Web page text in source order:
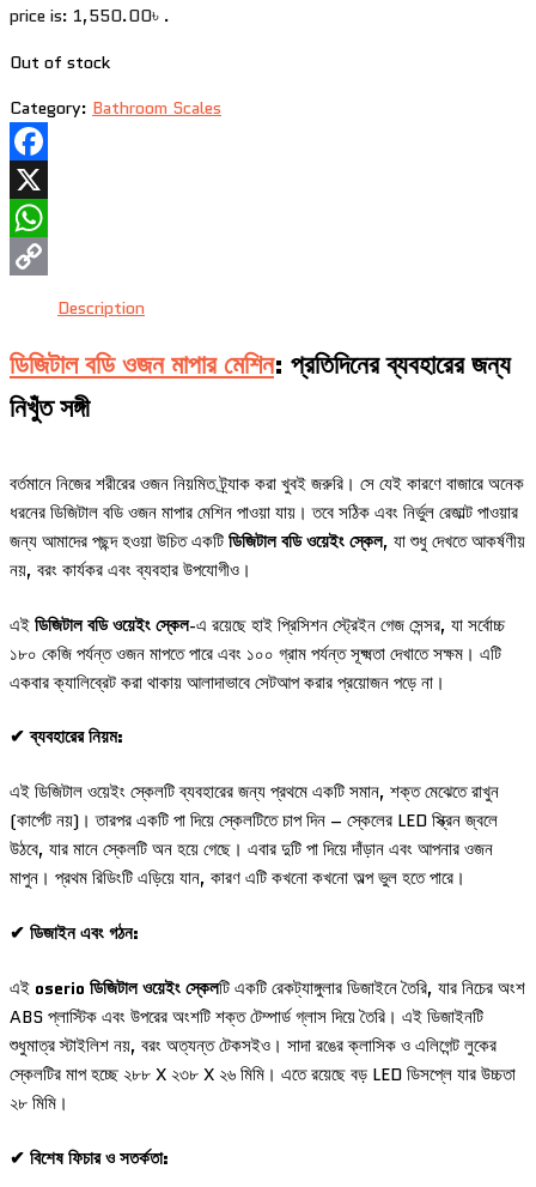
price is: 1,550.00৳ .
Out of stock
Category: Bathroom Scales
Facebook
X
WhatsApp
Description
ডিজিটাল বডি ওজন মাপার মেশিন: প্রতিদিনের ব্যবহারের জন্য
নিখুঁত সঙ্গী
বর্তমানে নিজের শরীরের ওজন নিয়মিত ট্র্যাক করা খুবই জরুরি। সে যেই কারণে বাজারে অনেক
ধরনের ডিজিটাল বডি ওজন মাপার মেশিন পাওয়া যায়। তবে সঠিক এবং নির্ভুল রেজাল্ট পাওয়ার
জন্য আমাদের পছন্দ হওয়া উচিত একটিডিজিটাল বডি ওয়েইং স্কেল, যা শুধু দেখতে আকর্ষণীয়
নয়, বরং কার্যকর এবং ব্যবহার উপযোগীও।
এইডিজিটাল বডি ওয়েইং স্কেল-এ রয়েছে হাই প্রিসিশন স্ট্রেইন গেজ সেন্সর, যা সর্বোচ্চ
১৮০ কেজি পর্যন্ত ওজন মাপতে পারে এবং ১০০ গ্রাম পর্যন্ত সূক্ষ্মতা দেখাতে সক্ষম। এটি
একবার ক্যালিব্রেট করা থাকায় আলাদাভাবে সেটআপ করার প্রয়োজন পড়ে না।
✔ ব্যবহারের নিয়ম:
এই ডিজিটাল ওয়েইং স্কেলটি ব্যবহারের জন্য প্রথমে একটি সমান, শক্ত মেঝেতে রাখুন
(কার্পেট নয়)। তারপর একটি পা দিয়ে স্কেলটিতে চাপ দিন – স্কেলের LED স্ক্রিন জ্বলে
উঠবে, যার মানে স্কেলটি অন হয়ে গেছে। এবার দুটি পা দিয়ে দাঁড়ান এবং আপনার ওজন
মাপুন। প্রথম রিডিংটি এড়িয়ে যান, কারণ এটি কখনো কখনো অল্প ভুল হতে পারে।
✔ ডিজাইন এবং গঠন:
এই oserio ডিজিটাল ওয়েইং স্কেলটি একটি রেকট্যাঙ্গুলার ডিজাইনে তৈরি, যার নিচের অংশ
ABS প্লাস্টিক এবং উপরের অংশটি শক্ত টেম্পার্ড গ্লাস দিয়ে তৈরি। এই ডিজাইনটি
শুধুমাত্র স্টাইলিশ নয়, বরং অত্যন্ত টেকসইও। সাদা রঙের ক্লাসিক ও এলিগেন্ট লুকের
স্কেলটির মাপ হচ্ছে ২৮৮ X ২৩৮ X ২৬ মিমি। এতে রয়েছে বড় LED ডিসপ্লে যার উচ্চতা
২৮ মিমি।
✔ বিশেষ ফিচার ও সতর্কতা: